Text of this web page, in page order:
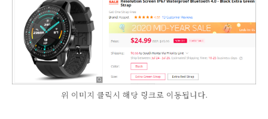
위 이미지 클릭시 해당 링크로 이동됩니다.